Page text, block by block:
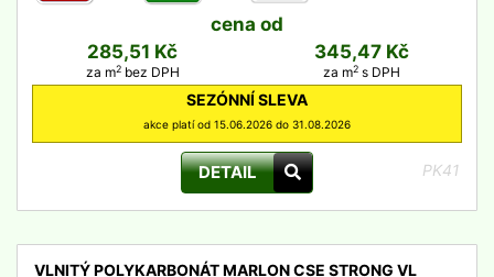
cena od
285,51 Kč
za m2bez DPH
345,47 Kč
za m2 s DPH
SEZÓNNÍ SLEVA
akce platí od 15.06.2026 do 31.08.2026
DETAIL PK41
VLNITÝ POLYKARBONÁT MARLON CSE STRONG VL